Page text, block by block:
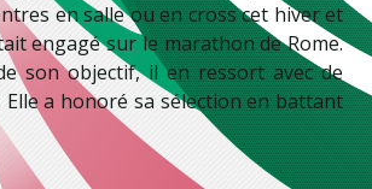
en salle ou en cross cet hiver et
engagé sur le marathon de Rome.
son objectif, il en ressort avec de
a honoré sa sélection en battant